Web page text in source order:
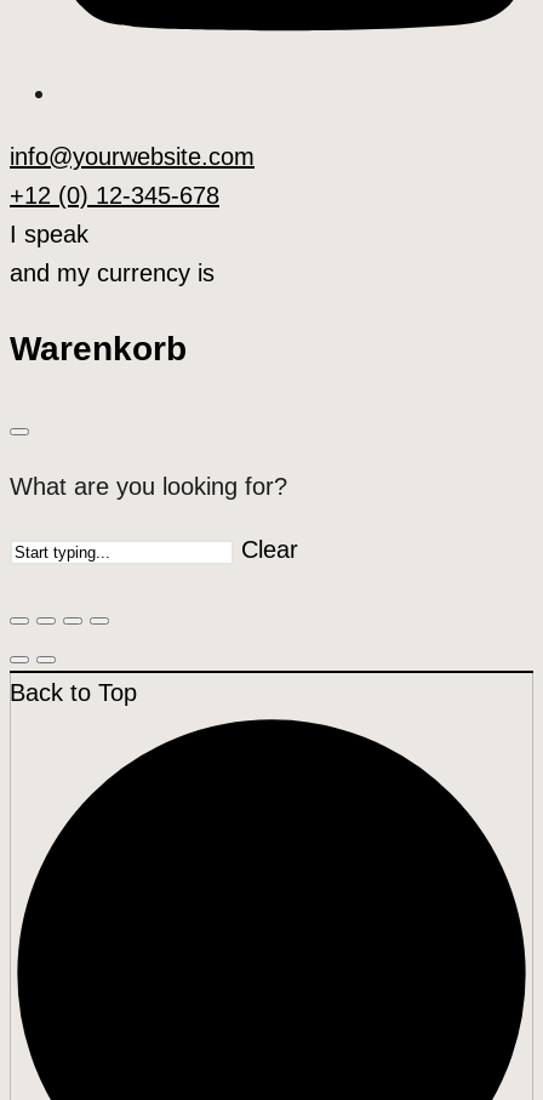
info@yourwebsite.com
+12 (0) 12-345-678
I speak
and my currency is
Warenkorb
What are you looking for?
Clear
Back to Top